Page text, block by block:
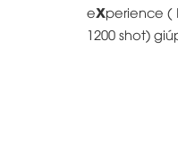
eXperience (
1200 shot)